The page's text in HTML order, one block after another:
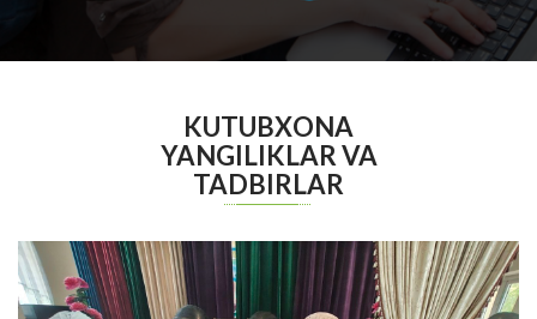
KUTUBXONA
YANGILIKLAR VA
TADBIRLAR